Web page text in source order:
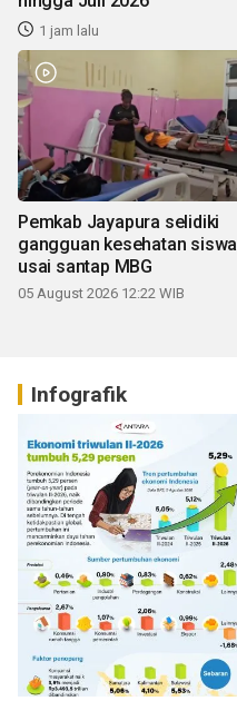
1 jam lalu
Pemkab Jayapura selidiki
gangguan kesehatan siswa
usai santap MBG
05 August 2026 12:22 WIB
Infografik